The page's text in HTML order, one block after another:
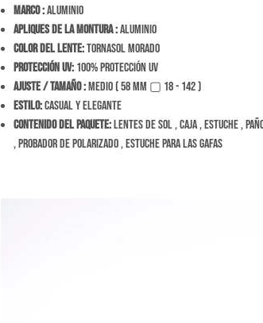
Marco :Aluminio
Apliques de la montura :Aluminio
Color del Lente:Tornasol Morado
Protección Uv: 100% Protección Uv
Ajuste / tamaño:Medio ( 58 mm ▢ 18 - 142 )
Estilo:Casual y Elegante
Contenido del Paquete:Lentes de sol , caja , estuche ,
, probador de polarizado , estuche para las gafas